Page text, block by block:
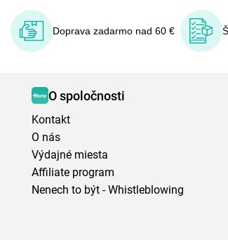
Doprava zadarmo nad 60 €
O spoločnosti
Kontakt
O nás
Výdajné miesta
Affiliate program
Nenech to být - Whistleblowing